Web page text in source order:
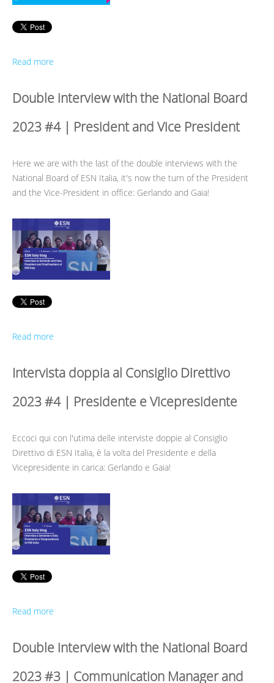
Read more
Double interview with the National Board
2023 #4 | President and Vice President
Here we are with the last of the double interviews with the
National Board of ESN Italia, it's now the turn of the President
and the Vice-President in office: Gerlando and Gaia!
Read more
Intervista doppia al Consiglio Direttivo
2023 #4 | Presidente e Vicepresidente
Eccoci qui con l'utima delle interviste doppie al Consiglio
Direttivo di ESN Italia, è la volta del Presidente e della
Vicepresidente in carica: Gerlando e Gaia!
Read more
Double interview with the National Board
2023 #3 | Communication Manager and